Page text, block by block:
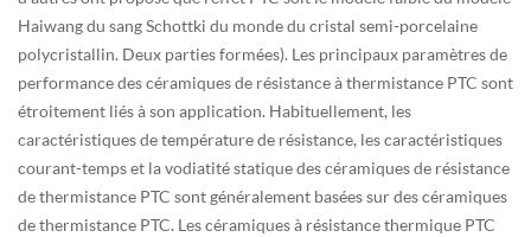
Haiwang du sang Schottki du monde du cristal semi-porcelaine
polycristallin. Deux parties formées). Les principaux paramètres de
performance des céramiques de résistance à thermistance PTC sont
étroitement liés à son application. Habituellement, les
caractéristiques de température de résistance, les caractéristiques
courant-temps et la vodiatité statique des céramiques de résistance
de thermistance PTC sont généralement basées sur des céramiques
de thermistance PTC. Les céramiques à résistance thermique PTC